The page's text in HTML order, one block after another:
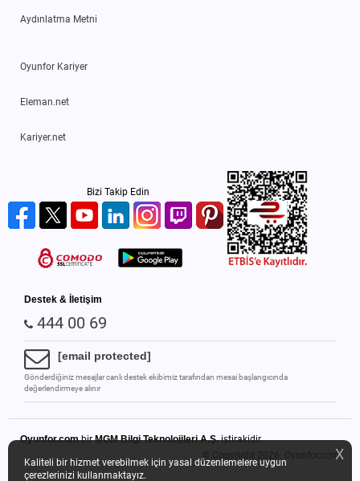
X
Kaliteli bir hizmet verebilmek için yasal düzenlemelere uygun
çerezlerinizi kullanmaktayız.
Aydınlatma Metni
Oyunfor Kariyer
Eleman.net
Kariyer.net
Bizi Takip Edin
Destek & İletişim
444 00 69
[email protected]
Gönderdiğiniz mesajlar canlı destek ekibimiz tarafından mesai başlangıcında
değerlendirmeye alınır
Oyunfor.combirMGM Bilgi Teknolojileri A.Ş.iştirakidir.
© Copyright 2026. Oyunfor.com